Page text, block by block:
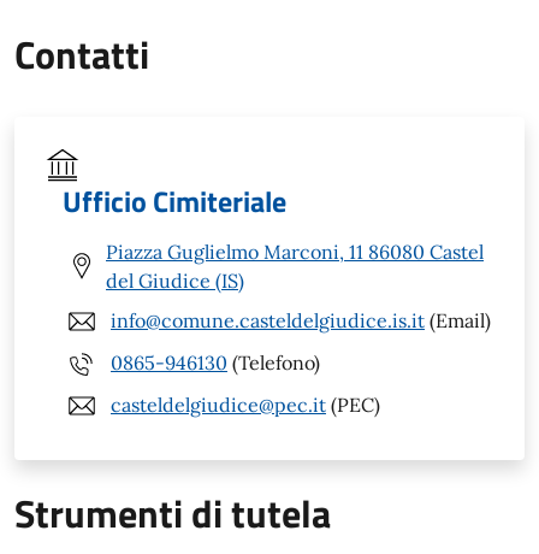
Contatti
Ufficio Cimiteriale
Piazza Guglielmo Marconi, 11 86080 Castel
del Giudice (IS)
info@comune.casteldelgiudice.is.it (Email)
0865-946130 (Telefono)
casteldelgiudice@pec.it (PEC)
Strumenti di tutela